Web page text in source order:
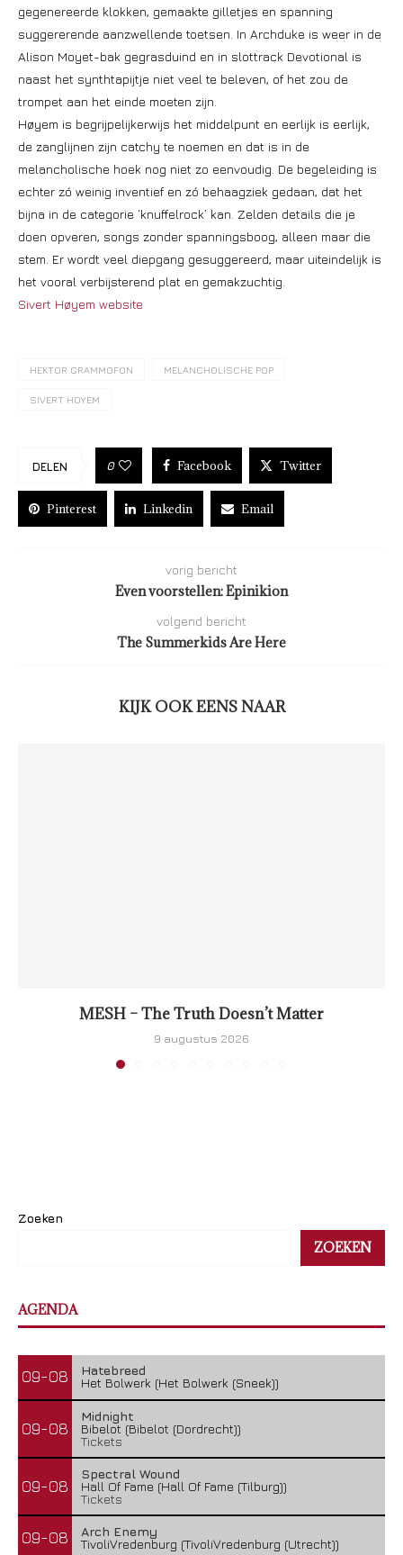
gegenereerde klokken, gemaakte gilletjes en spanning
suggererende aanzwellende toetsen. In Archduke is weer in de
Alison Moyet-bak gegrasduind en in slottrack Devotional is
naast het synthtapijtje niet veel te beleven, of het zou de
trompet aan het einde moeten zijn.
Høyem is begrijpelijkerwijs het middelpunt en eerlijk is eerlijk,
de zanglijnen zijn catchy te noemen en dat is in de
melancholische hoek nog niet zo eenvoudig. De begeleiding is
echter zó weinig inventief en zó behaagziek gedaan, dat het
bijna in de categorie ‘knuffelrock’ kan. Zelden details die je
doen opveren, songs zonder spanningsboog, alleen maar die
stem. Er wordt veel diepgang gesuggereerd, maar uiteindelijk is
het vooral verbijsterend plat en gemakzuchtig.
Sivert Høyem website
HEKTOR GRAMMOFON MELANCHOLISCHE POP
SIVERT HOYEM
DELEN 0 Facebook Twitter
Pinterest Linkedin Email
vorig bericht
Even voorstellen: Epinikion
volgend bericht
The Summerkids Are Here
KIJK OOK EENS NAAR
MESH – The Truth Doesn’t Matter
9 augustus 2026
Zoeken
ZOEKEN
AGENDA
09-08
Hatebreed
Het Bolwerk (Het Bolwerk (Sneek))
09-08
Midnight
Bibelot (Bibelot (Dordrecht))
Tickets
09-08
Spectral Wound
Hall Of Fame (Hall Of Fame (Tilburg))
Tickets
09-08
Arch Enemy
TivoliVredenburg (TivoliVredenburg (Utrecht))